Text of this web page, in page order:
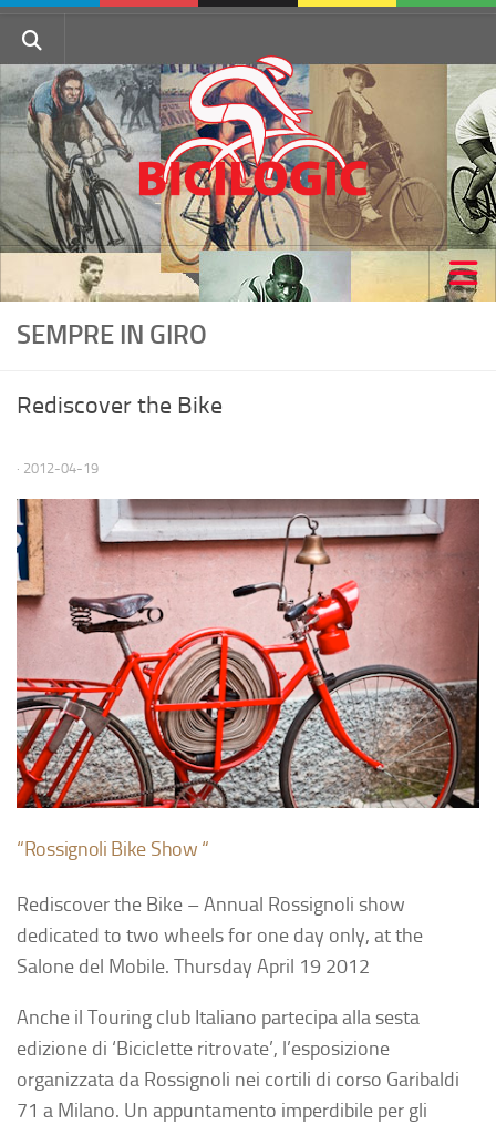
Home |
SFU Velo
Galleries
Tour de White Rock
Veloists
Wheels
Bikes
Biciclette
Make Contact
SEMPRE IN GIRO
Rediscover the Bike
· 2012-04-19
“Rossignoli Bike Show “
Rediscover the Bike – Annual Rossignoli show
dedicated to two wheels for one day only, at the
Salone del Mobile. Thursday April 19 2012
Anche il Touring club Italiano partecipa alla sesta
edizione di ‘Biciclette ritrovate’, l’esposizione
organizzata da Rossignoli nei cortili di corso Garibaldi
71 a Milano. Un appuntamento imperdibile per gli